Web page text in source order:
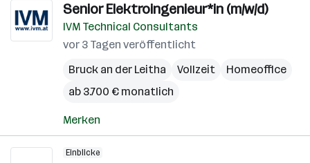
Senior Elektroingenieur*in (m/w/d)
IVM Technical Consultants
vor 3 Tagen veröffentlicht
Bruck an der Leitha
Vollzeit
Homeoffice
ab 3.700 € monatlich
Merken
Einblicke